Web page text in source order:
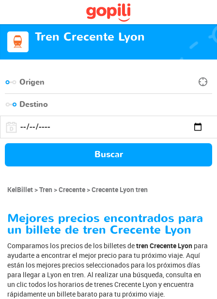
Tren Crecente Lyon
Buscar
KelBillet Tren Crecente Crecente Lyon tren
Mejores precios encontrados para
un billete de tren Crecente Lyon
Comparamos los precios de los billetes detren Crecente Lyon para
ayudarte a encontrar el mejor precio para tu próximo viaje. Aquí
están los mejores precios seleccionados para los próximos días
para llegar a Lyon en tren. Al realizar una búsqueda, consulta en
un clic todos los horarios de trenes Crecente Lyon y encuentra
rápidamente un billete barato para tu próximo viaje.